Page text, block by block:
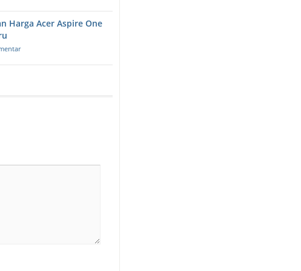
Harga Acer Aspire One